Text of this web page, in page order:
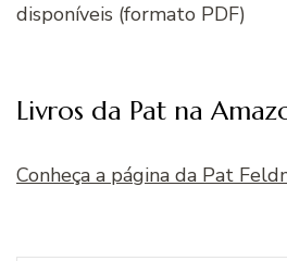
disponíveis (formato PDF)
Livros da Pat na
Conheça a página da Pat